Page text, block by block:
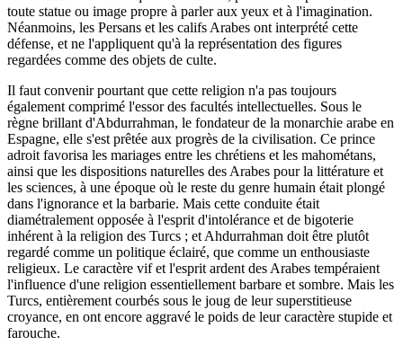
toute statue ou image propre à parler aux yeux et à l'imagination.
Néanmoins, les Persans et les califs Arabes ont interprété cette
défense, et ne l'appliquent qu'à la représentation des figures
regardées comme des objets de culte.
Il faut convenir pourtant que cette religion n'a pas toujours
également comprimé l'essor des facultés intellectuelles. Sous le
règne brillant d'Abdurrahman, le fondateur de la monarchie arabe en
Espagne, elle s'est prêtée aux progrès de la civilisation. Ce prince
adroit favorisa les mariages entre les chrétiens et les mahométans,
ainsi que les dispositions naturelles des Arabes pour la littérature et
les sciences, à une époque où le reste du genre humain était plongé
dans l'ignorance et la barbarie. Mais cette conduite était
diamétralement opposée à l'esprit d'intolérance et de bigoterie
inhérent à la religion des Turcs ; et Ahdurrahman doit être plutôt
regardé comme un politique éclairé, que comme un enthousiaste
religieux. Le caractère vif et l'esprit ardent des Arabes tempéraient
l'influence d'une religion essentiellement barbare et sombre. Mais les
Turcs, entièrement courbés sous le joug de leur superstitieuse
croyance, en ont encore aggravé le poids de leur caractère stupide et
farouche.